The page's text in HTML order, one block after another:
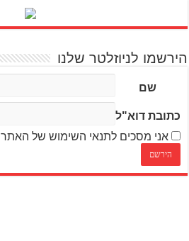
הירשמו לניוזלטר שלנו
שם
כתובת דוא"ל
אני מסכים לתנאי השימוש של האתר